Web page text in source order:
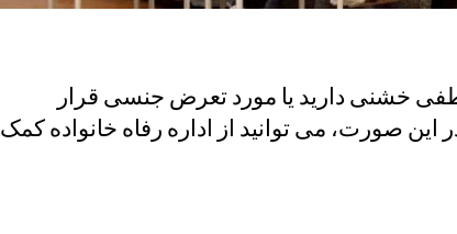
خشنی دارید یا مورد تعرض جنسی قرار
این صورت، می توانید از اداره رفاه خانواده کمک